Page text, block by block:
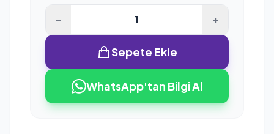
- +
Sepete Ekle
WhatsApp'tan Bilgi Al